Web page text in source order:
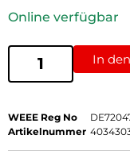
Online verfügbar
In
WEEE Reg No
Artikelnummer